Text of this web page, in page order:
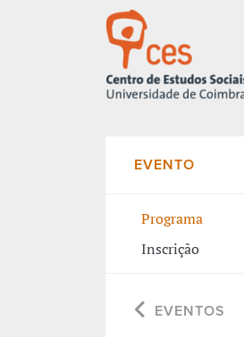
EVENTO
Programa
Inscrição
EVENTOS